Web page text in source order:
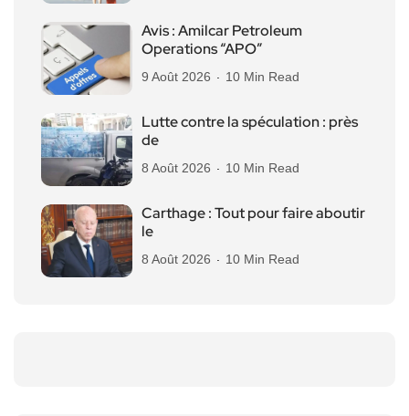
Avis : Amilcar Petroleum
Operations “APO”
9 Août 2026 10 Min Read
Lutte contre la spéculation : près
de
8 Août 2026 10 Min Read
Carthage : Tout pour faire aboutir
le
8 Août 2026 10 Min Read